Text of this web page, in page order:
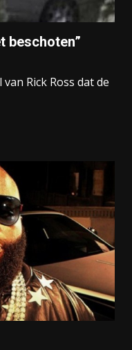
beschoten”
Rick Ross dat de